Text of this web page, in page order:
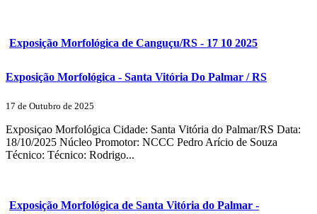
Exposição Morfológica de Canguçu/RS - 17 10 2025
Exposição Morfológica - Santa Vitória Do Palmar / RS
17 de Outubro de 2025
Exposiçao Morfológica Cidade: Santa Vitória do Palmar/RS Data:
18/10/2025 Núcleo Promotor: NCCC Pedro Arício de Souza
Técnico: Técnico: Rodrigo...
Exposição Morfológica de Santa Vitória do Palmar -